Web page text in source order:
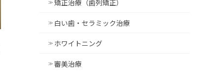
矯正治療（歯列矯正）
白い歯・セラミック治療
ホワイトニング
審美治療